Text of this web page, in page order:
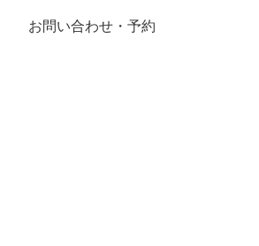
お問い合わせ・予約